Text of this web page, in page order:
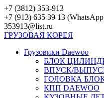
Перейти
к
контенту
+7 (3812) 353-913
+7 (913) 635 39 13
353913@list.ru
ГРУЗОВАЯ КОРЕЯ
Грузовики Daewoo
БЛОК
ВПУСК/
ГОЛОВКА
КПП DAEWOO